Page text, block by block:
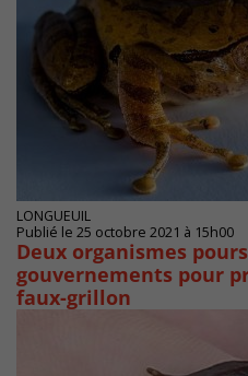
LONGUEUIL
Publié le 25 octobre 2021 à 15h00
Deux organismes
gouvernements pour
faux-grillon